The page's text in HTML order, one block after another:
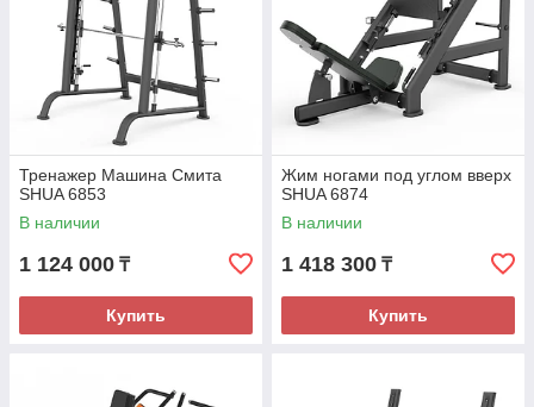
Тренажер Машина Смита
SHUA 6853
В наличии
1 124 000 ₸
Купить
Жим ногами под углом вверх
SHUA 6874
В наличии
1 418 300 ₸
Купить